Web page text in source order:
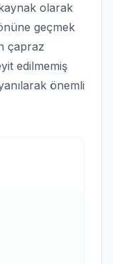
olarak
geçmek
çapraz
edilmemiş
önemli